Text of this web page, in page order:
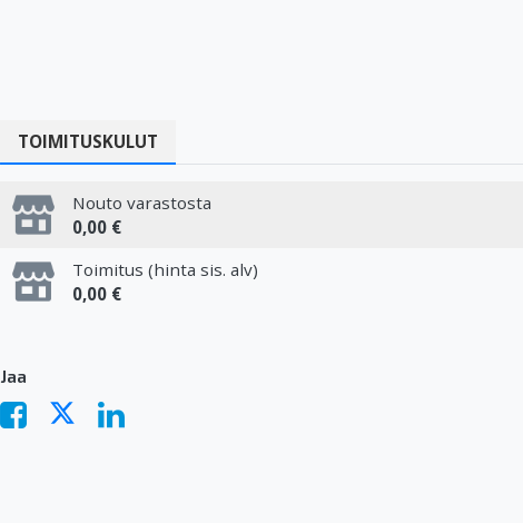
TOIMITUSKULUT
Nouto varastosta
0,00 €
Toimitus (hinta sis. alv)
0,00 €
Jaa